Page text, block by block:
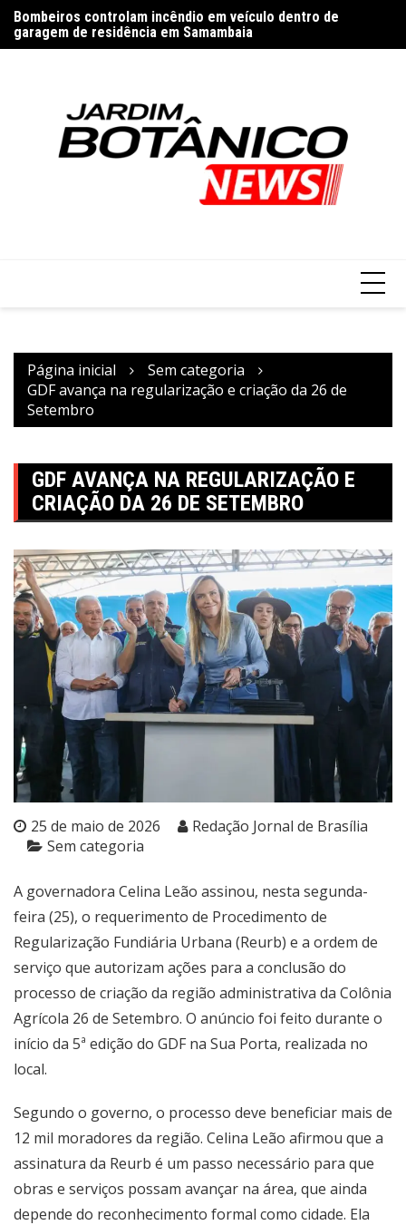
para
o
Bombeiros controlam incêndio em veículo dentro de
garagem de residência em Samambaia
Página inicial
Sem categoria
GDF avança na regularização e criação da 26 de
Setembro
GDF AVANÇA NA REGULARIZAÇÃO E
CRIAÇÃO DA 26 DE SETEMBRO
25 de maio de 2026
Redação Jornal de Brasília
Sem categoria
A governadora Celina Leão assinou, nesta segunda-
feira (25), o requerimento de Procedimento de
Regularização Fundiária Urbana (Reurb) e a ordem de
serviço que autorizam ações para a conclusão do
processo de criação da região administrativa da Colônia
Agrícola 26 de Setembro. O anúncio foi feito durante o
início da 5ª edição do GDF na Sua Porta, realizada no
local.
Segundo o governo, o processo deve beneficiar mais de
12 mil moradores da região. Celina Leão afirmou que a
assinatura da Reurb é um passo necessário para que
obras e serviços possam avançar na área, que ainda
depende do reconhecimento formal como cidade. Ela